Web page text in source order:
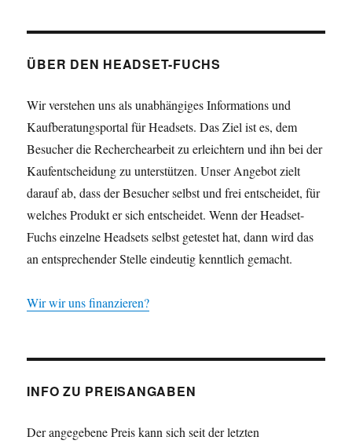
ÜBER DEN HEADSET-FUCHS
Wir verstehen uns als unabhängiges Informations und
Kaufberatungsportal für Headsets. Das Ziel ist es, dem
Besucher die Recherchearbeit zu erleichtern und ihn bei der
Kaufentscheidung zu unterstützen. Unser Angebot zielt
darauf ab, dass der Besucher selbst und frei entscheidet, für
welches Produkt er sich entscheidet. Wenn der Headset-
Fuchs einzelne Headsets selbst getestet hat, dann wird das
an entsprechender Stelle eindeutig kenntlich gemacht.
Wir wir uns finanzieren?
INFO ZU PREISANGABEN
Der angegebene Preis kann sich seit der letzten